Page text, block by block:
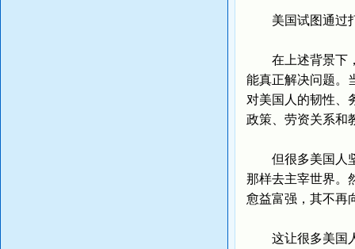
美国试图通过打
在上述背景下，
能真正解决问题。
对美国人的韧性、
政策、劳资关系和
但很多美国人坚
那样去主宰世界。
愈益富强，其不再
这让很多美国人